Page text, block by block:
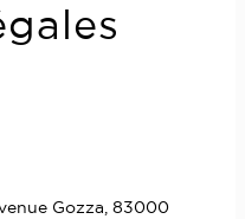
Gozza, 83000